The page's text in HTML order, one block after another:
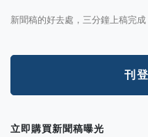
新聞稿的好去處，三分鐘上稿完
刊
立即購買新聞稿曝光